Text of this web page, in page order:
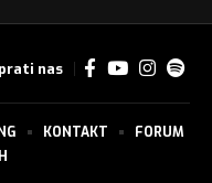
nas
KONTAKT
FORUM